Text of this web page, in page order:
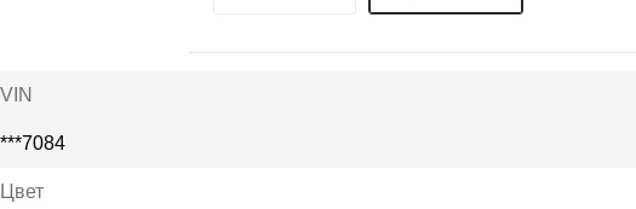
VIN
***7084
Цвет